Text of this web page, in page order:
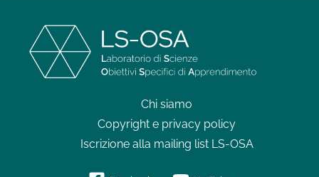
Chi siamo
Copyright e privacy policy
Iscrizione alla mailing list LS-OSA